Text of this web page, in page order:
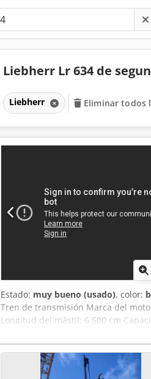
Liebherr Lr 634 de
Liebherr Eliminar todos
Estado: muy bueno (usado), color:
Tren de transmisión Marca del
Longitud del mástil: 6.500 cm
y estado Número de propietarios:
adicional Condiciones de entrega:
obtener más información. = Otras